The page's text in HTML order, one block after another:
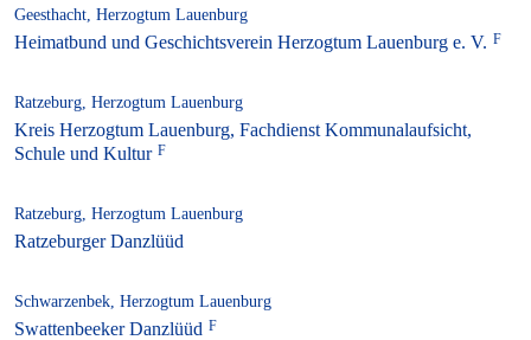
Geesthacht, Herzogtum Lauenburg
Heimatbund und Geschichtsverein Herzogtum Lauenburg e. V.
Ratzeburg, Herzogtum Lauenburg
Kreis Herzogtum Lauenburg, Fachdienst Kommunalaufsicht,
Schule und Kultur
Ratzeburg, Herzogtum Lauenburg
Ratzeburger Danzlüüd
Schwarzenbek, Herzogtum Lauenburg
Swattenbeeker Danzlüüd